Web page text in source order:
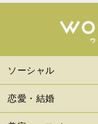
ソーシャル
恋愛・結婚